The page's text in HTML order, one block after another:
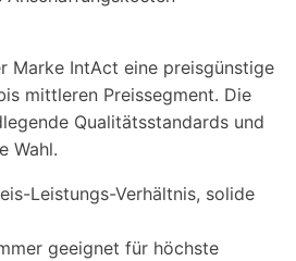
Marke IntAct eine preisgünstige
mittleren Preissegment. Die
Qualitätsstandards und
Wahl.
Leistungs-Verhältnis, solide
geeignet für höchste